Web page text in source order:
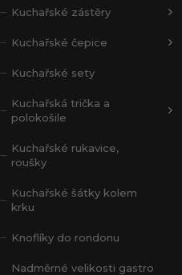
Kuchařské zástěry
Kuchařské čepice
Kuchařské sety
Kuchařská trička a
polokošile
Kuchařské rukavice,
roušky
Kuchařské šátky kolem
krku
Knoflíky do rondonu
Nadměrné velikosti gastro